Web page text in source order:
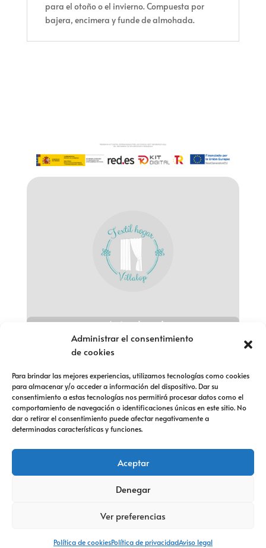
Administrar el consentimiento
de cookies
Para brindar las mejores experiencias, utilizamos tecnologías como cookies
para almacenar y/o acceder a información del dispositivo. Dar su
consentimiento a estas tecnologías nos permitirá procesar datos como el
comportamiento de navegación o identificaciones únicas en este sitio. No
dar o retirar el consentimiento puede afectar negativamente a
determinadas características y funciones.
Aceptar
Denegar
Ver preferencias
Política de cookiesPolítica de privacidadAviso legal
para el otoño o el invierno. Compuesta por
bajera, encimera y funde de almohada.
Aviso legal
Política de privacidad
Política de devolución
Política de devolución
Política de devolución